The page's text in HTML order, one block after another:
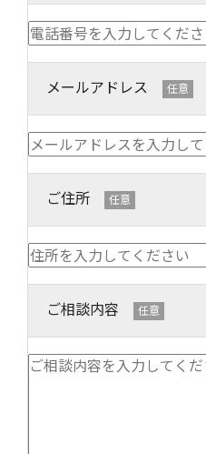
メールアドレス 任意
ご住所 任意
ご相談内容 任意